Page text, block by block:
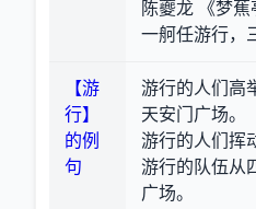
陈夔龙 《梦
一舸任游行，
【游
行】
的例
句
游行的人们高
天安门广场。
游行的人们挥
游行的队伍从
广场。